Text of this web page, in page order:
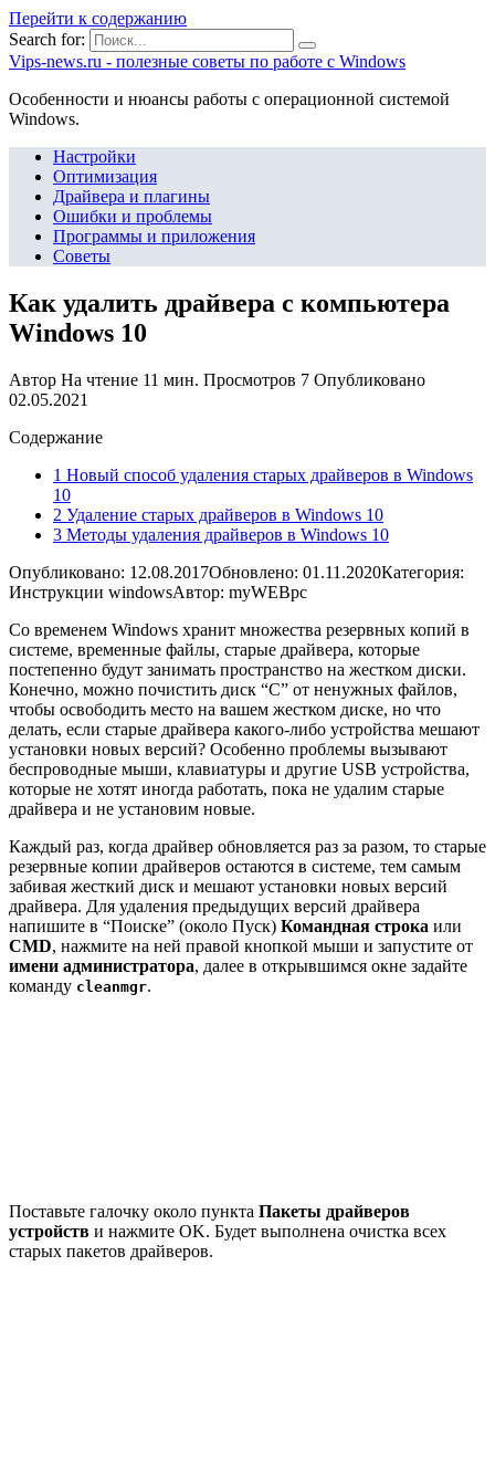
Перейти к содержанию
Search for:
Vips-news.ru - полезные советы по работе с Windows
Особенности и нюансы работы с операционной системой
Windows.
Настройки
Оптимизация
Драйвера и плагины
Ошибки и проблемы
Программы и приложения
Советы
Как удалить драйвера с компьютера
Windows 10
Автор На чтение 11 мин. Просмотров 7 Опубликовано
02.05.2021
Содержание
1 Новый способ удаления старых драйверов в Windows
10
2 Удаление старых драйверов в Windows 10
3 Методы удаления драйверов в Windows 10
Опубликовано: 12.08.2017Обновлено: 01.11.2020Категория:
Инструкции windowsАвтор: myWEBpc
Со временем Windows хранит множества резервных копий в
системе, временные файлы, старые драйвера, которые
постепенно будут занимать пространство на жестком диски.
Конечно, можно почистить диск “C” от ненужных файлов,
чтобы освободить место на вашем жестком диске, но что
делать, если старые драйвера какого-либо устройства мешают
установки новых версий? Особенно проблемы вызывают
беспроводные мыши, клавиатуры и другие USB устройства,
которые не хотят иногда работать, пока не удалим старые
драйвера и не установим новые.
Каждый раз, когда драйвер обновляется раз за разом, то старые
резервные копии драйверов остаются в системе, тем самым
забивая жесткий диск и мешают установки новых версий
драйвера. Для удаления предыдущих версий драйвера
напишите в “Поиске” (около Пуск) Командная строка или
CMD, нажмите на ней правой кнопкой мыши и запустите от
имени администратора, далее в открывшимся окне задайте
команду cleanmgr.
Поставьте галочку около пункта Пакеты драйверов
устройств и нажмите OK. Будет выполнена очистка всех
старых пакетов драйверов.